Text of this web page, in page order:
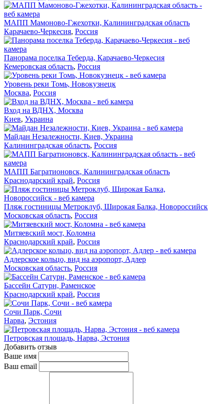
МАПП Мамоново-Гжехотки, Калининградская область
Карачаево-Черкесия, Россия
Панорама поселка Теберда, Карачаево-Черкесия
Кемеровская область, Россия
Уровень реки Томь, Новокузнецк
Москва, Россия
Вход на ВДНХ, Москва
Киев, Украина
Майдан Незалежности, Киев, Украина
Калининградская область, Россия
МАПП Багратионовск, Калининградская область
Краснодарский край, Россия
Пляж гостиницы Метроклуб, Широкая Балка, Новороссийск
Московская область, Россия
Митяевский мост, Коломна
Краснодарский край, Россия
Адлерское кольцо, вид на аэропорт, Адлер
Московская область, Россия
Бассейн Сатурн, Раменское
Краснодарский край, Россия
Сочи Парк, Сочи
Нарва, Эстония
Петровская площадь, Нарва, Эстония
Добавить отзыв
Ваше имя
Ваш email